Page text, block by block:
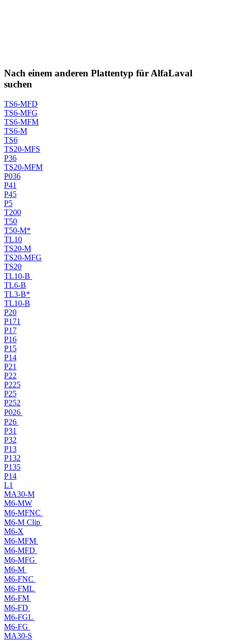
Nach einem anderen Plattentyp für AlfaLaval
suchen
TS6-MFD
TS6-MFG
TS6-MFM
TS6-M
TS6
TS20-MFS
P36
TS20-MFM
P036
P41
P45
P5
T200
T50
T50-M*
TL10
TS20-M
TS20-MFG
TS20
TL10-B
TL6-B
TL3-B*
TL10-B
P20
P171
P17
P16
P15
P14
P21
P22
P225
P25
P252
P026
P26
P31
P32
P13
P132
P135
P14
L1
MA30-M
M6-MW
M6-MFNC
M6-M Clip
M6-X
M6-MFM
M6-MFD
M6-MFG
M6-M
M6-FNC
M6-FML
M6-FM
M6-FD
M6-FGL
M6-FG
MA30-S